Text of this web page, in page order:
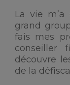
La vie
grand
fais mes
conseiller
découvre
de la